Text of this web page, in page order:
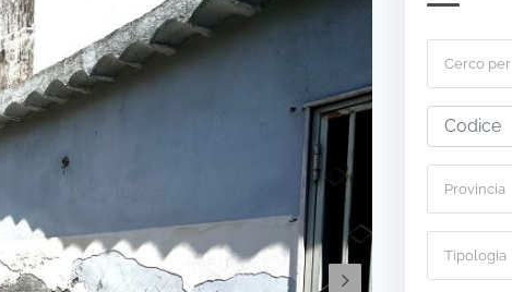
Cerco per
Provincia
Tipologia